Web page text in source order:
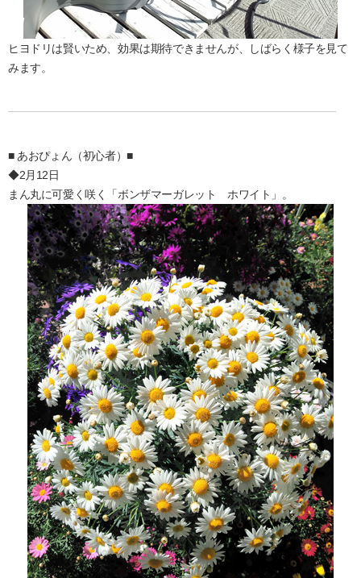
ヒヨドリは賢いため、効果は期待できませんが、しばらく様子を見て
みます。
■ あおぴょん（初心者）■
◆2月12日
まん丸に可愛く咲く「ボンザマーガレット ホワイト」。